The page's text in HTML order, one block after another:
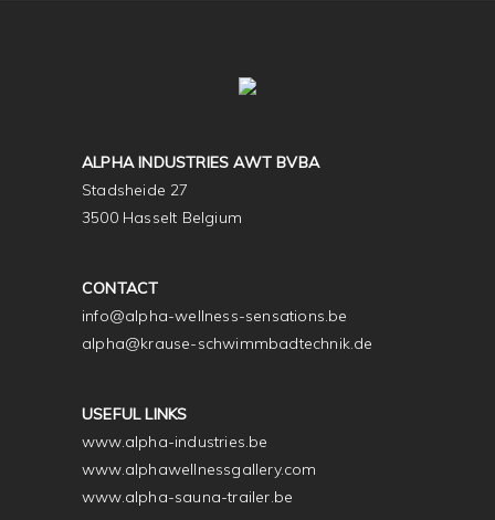
ALPHA INDUSTRIES AWT BVBA
Stadsheide 27
3500 Hasselt Belgium
CONTACT
info@alpha-wellness-sensations.be
alpha@krause-schwimmbadtechnik.de
USEFUL LINKS
www.alpha-industries.be
www.alphawellnessgallery.com
www.alpha-sauna-trailer.be